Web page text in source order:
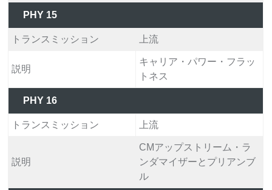
PHY 15
トランスミッション 上流
説明
キャリア・パワー・フラッ
トネス
PHY 16
トランスミッション 上流
説明
CMアップストリーム・ラ
ンダマイザーとプリアンブ
ル